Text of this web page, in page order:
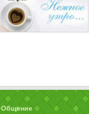
Общение